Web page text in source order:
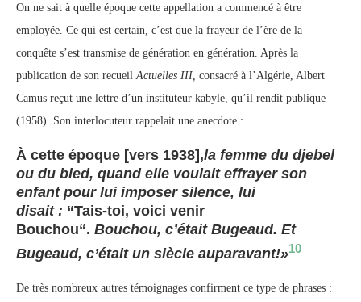
On ne sait à quelle époque cette appellation a commencé à être
employée. Ce qui est certain, c’est que la frayeur de l’ère de la
conquête s’est transmise de génération en génération. Après la
publication de son recueil Actuelles III, consacré à l’Algérie, Albert
Camus reçut une lettre d’un instituteur kabyle, qu’il rendit publique
(1958). Son interlocuteur rappelait une anecdote :
À cette époque [vers 1938],la femme du djebel
ou du bled, quand elle voulait effrayer son
enfant pour lui imposer silence, lui
disait : “Tais-toi, voici venir
Bouchou“. Bouchou, c’était Bugeaud. Et
Bugeaud, c’était un siècle auparavant!»10
De très nombreux autres témoignages confirment ce type de phrases :